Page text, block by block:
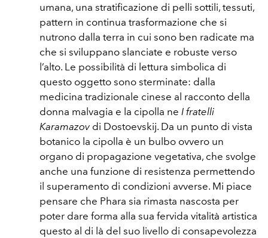
umana, una stratificazione di pelli sottili, tessuti,
pattern in continua trasformazione che si
nutrono dalla terra in cui sono ben radicate ma
che si sviluppano slanciate e robuste verso
l’alto. Le possibilità di lettura simbolica di
questo oggetto sono sterminate: dalla
medicina tradizionale cinese al racconto della
donna malvagia e la cipolla ne I fratelli
Karamazov di Dostoevskij. Da un punto di vista
botanico la cipolla è un bulbo ovvero un
organo di propagazione vegetativa, che svolge
anche una funzione di resistenza permettendo
il superamento di condizioni avverse. Mi piace
pensare che Phara sia rimasta nascosta per
poter dare forma alla sua fervida vitalità artistica
questo al di là del suo livello di consapevolezza